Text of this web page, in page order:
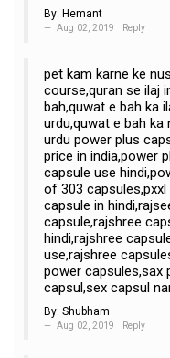
By: Hemant
Aug 02, 2019 Reply
pet kam karne ke
course,quran se ilaj
bah,quwat e bah ka
urdu,quwat e bah ka
urdu power plus
price in india,power
capsule use
of 303
capsule in
capsule,rajshree
hindi,rajshree
use,rajshree
power capsules,sax
capsul,sex capsul
By: Shubham
Aug 02, 2019 Reply